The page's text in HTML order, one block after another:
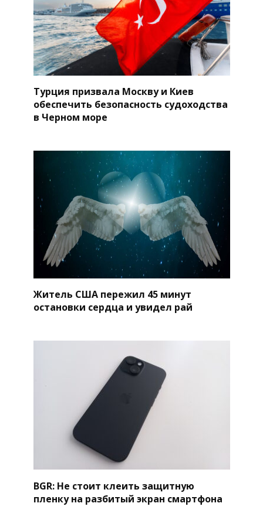
Турция призвала Москву и Киев
обеспечить безопасность судоходства
в Черном море
Житель США пережил 45 минут
остановки сердца и увидел рай
BGR: Не стоит клеить защитную
пленку на разбитый экран смартфона